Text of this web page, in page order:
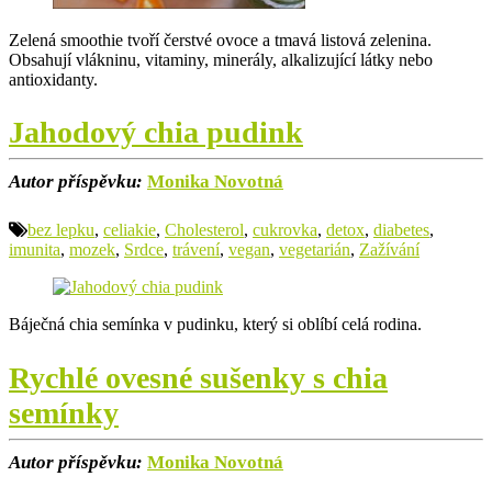
Zelená smoothie tvoří čerstvé ovoce a tmavá listová zelenina.
Obsahují vlákninu, vitaminy, minerály, alkalizující látky nebo
antioxidanty.
Jahodový chia pudink
Autor příspěvku: Monika Novotná
bez lepku, celiakie, Cholesterol, cukrovka, detox, diabetes,
imunita, mozek, Srdce, trávení, vegan, vegetarián, Zažívání
Báječná chia semínka v pudinku, který si oblíbí celá rodina.
Rychlé ovesné sušenky s chia
semínky
Autor příspěvku: Monika Novotná